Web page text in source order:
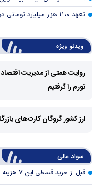
تعهد ۱۱۰۰ هزار میلیارد تومانی دولت برای تامین کالابرگ
ویدئو ویژه
روایت همتی از مدیریت
تورم را گرفتیم
ارز کشور گروگان کارت‌های
سواد مالی
قبل از خرید قسطی این ۷ هزینه پنهان را بشناسید